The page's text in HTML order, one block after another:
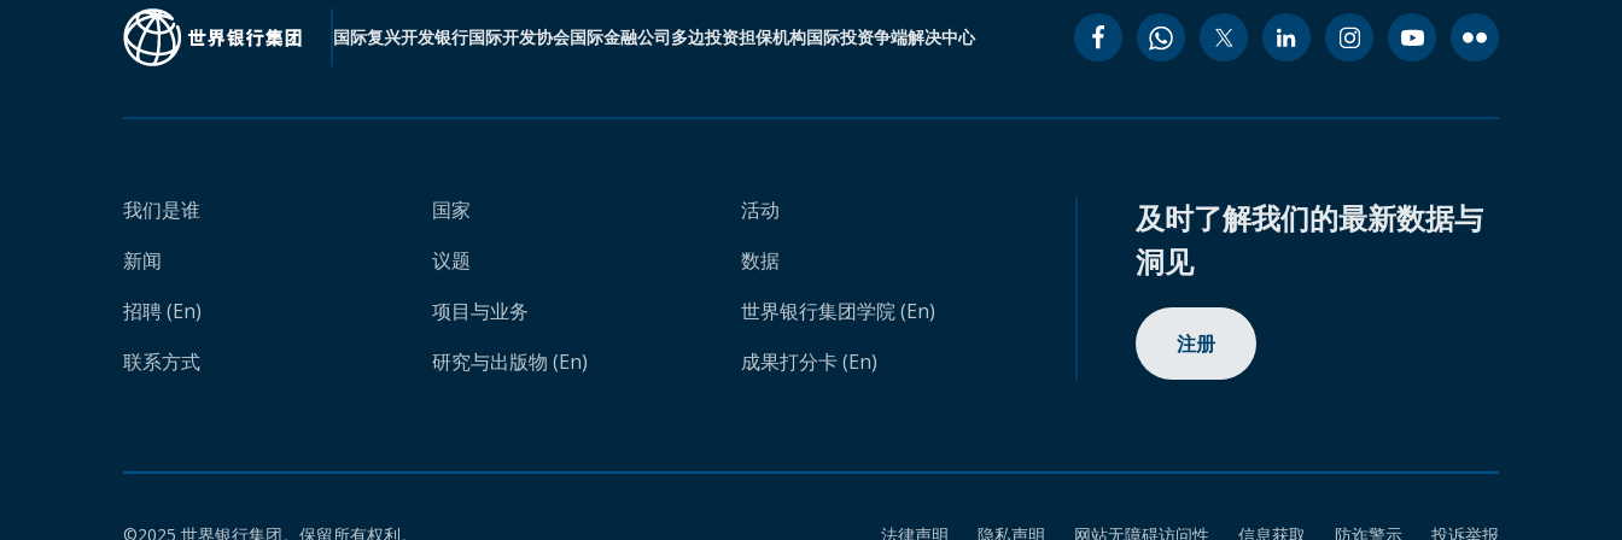
国际复兴开发银行国际开发协会国际金融公司多边投资担保机构国际投资争端解决中心
我们是谁
新闻
招聘 (En)
联系方式
国家
议题
项目与业务
研究与出版物 (En)
活动
数据
世界银行集团学院 (En)
成果打分卡 (En)
及时了解我们的最新数据与
洞见
注册
©2025 世界银行集团。保留所有权利。 法律声明 隐私声明 网站无障碍访问性 信息获取 防诈警示 投诉举报